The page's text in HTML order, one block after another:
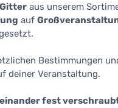
aus unserem
auf
Bestimmungen
deiner Veranstaltung.
fest